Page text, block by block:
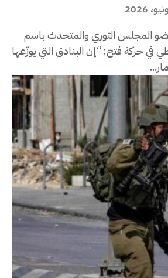
المجلس الثوري والمتحدث باسم
في حركة فتح: “إن البنادق التي يوزّعها